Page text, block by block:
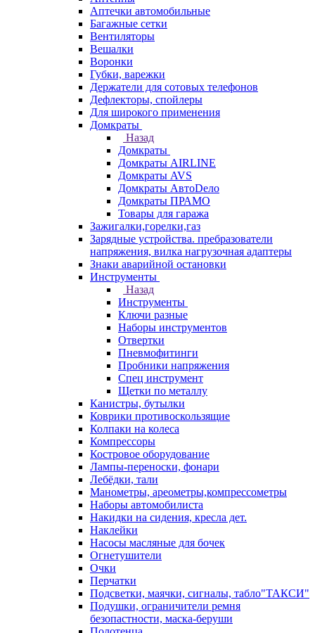
Аптечки автомобильные
Багажные сетки
Вентиляторы
Вешалки
Воронки
Губки, варежки
Держатели для сотовых телефонов
Дефлекторы, спойлеры
Для широкого применения
Домкраты
Назад
Домкраты
Домкраты AIRLINE
Домкраты AVS
Домкраты АвтоDело
Домкраты ПРАМО
Товары для гаража
Зажигалки,горелки,газ
Зарядные устройства. пребразователи
напряжения, вилка нагрузочная адаптеры
Знаки аварийной остановки
Инструменты
Назад
Инструменты
Ключи разные
Наборы инструментов
Отвертки
Пневмофитинги
Пробники напряжения
Спец инструмент
Щетки по металлу
Канистры, бутылки
Коврики противоскользящие
Колпаки на колеса
Компрессоры
Костровое оборудование
Лампы-переноски, фонари
Лебёдки, тали
Манометры, ареометры,компрессометры
Наборы автомобилиста
Накидки на сидения, кресла дет.
Наклейки
Насосы масляные для бочек
Огнетушители
Очки
Перчатки
Подсветки, маячки, сигналы, табло"ТАКСИ"
Подушки, ограничители ремня
безопастности, маска-беруши